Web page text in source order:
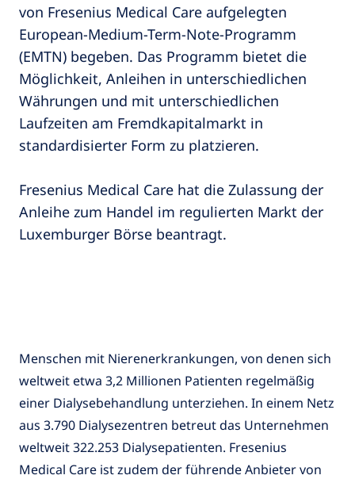
von Fresenius Medical Care aufgelegten
European-Medium-Term-Note-Programm
(EMTN) begeben. Das Programm bietet die
Möglichkeit, Anleihen in unterschiedlichen
Währungen und mit unterschiedlichen
Laufzeiten am Fremdkapitalmarkt in
standardisierter Form zu platzieren.
Fresenius Medical Care hat die Zulassung der
Anleihe zum Handel im regulierten Markt der
Luxemburger Börse beantragt.
Menschen mit Nierenerkrankungen, von denen sich
weltweit etwa 3,2 Millionen Patienten regelmäßig
einer Dialysebehandlung unterziehen. In einem Netz
aus 3.790 Dialysezentren betreut das Unternehmen
weltweit 322.253 Dialysepatienten. Fresenius
Medical Care ist zudem der führende Anbieter von